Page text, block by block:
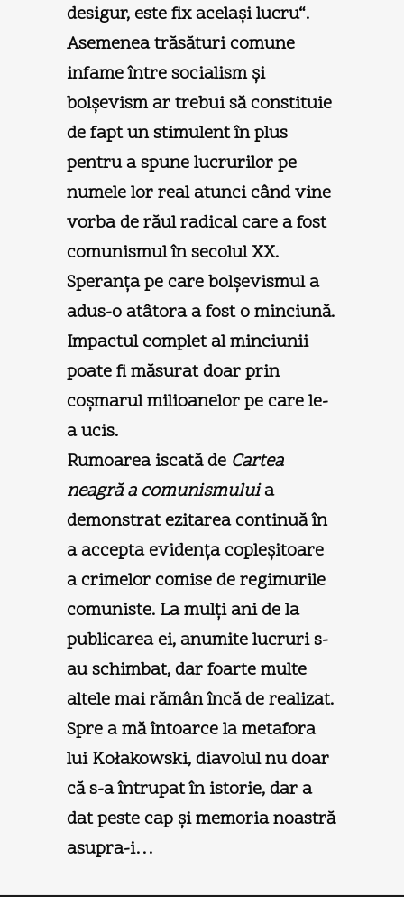
desigur, este fix acelaşi lucru“.
Asemenea trăsături comune
infame între socialism şi
bolşevism ar trebui să constituie
de fapt un stimulent în plus
pentru a spune lucrurilor pe
numele lor real atunci când vine
vorba de răul radical care a fost
comunismul în secolul XX.
Speranţa pe care bolşevismul a
adus-o atâtora a fost o minciună.
Impactul complet al minciunii
poate fi măsurat doar prin
coşmarul milioanelor pe care le-
a ucis.
Rumoarea iscată de Cartea
neagră a comunismuluia
demonstrat ezitarea continuă în
a accepta evidenţa copleşitoare
a crimelor comise de regimurile
comuniste. La mulţi ani de la
publicarea ei, anumite lucruri s-
au schimbat, dar foarte multe
altele mai rămân încă de realizat.
Spre a mă întoarce la metafora
lui Kołakowski, diavolul nu doar
că s-a întrupat în istorie, dar a
dat peste cap şi memoria noastră
asupra-i…